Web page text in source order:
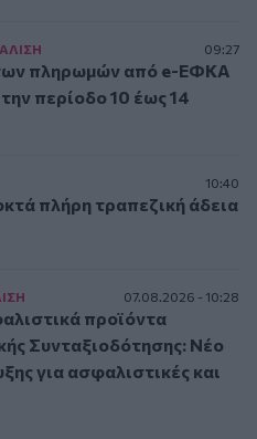
09:27
πληρωμών από e-ΕΦΚΑ
περίοδο 10 έως 14
10:40
πλήρη τραπεζική άδεια
07.08.2026 - 10:28
προϊόντα
Συνταξιοδότησης: Νέο
για ασφαλιστικές και